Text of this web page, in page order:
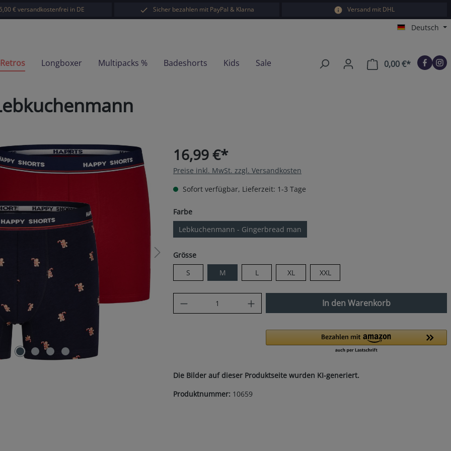
€ versandkostenfrei in DE Sicher bezahlen mit PayPal & Klarna Versand mit DHL
Deutsch
Longboxer Multipacks % Badeshorts Kids Sale 0,00 €*Warenkorb
16,99 €*
Preise inkl. MwSt. zzgl. Versandkosten
Sofort verfügbar, Lieferzeit: 1-3 Tage
Farbeauswählen
Lebkuchenmann - Gingerbread man
Grösseauswählen
S
M L XL XXL
Produkt Anzahl: Gib den gewünschten Wert
In den Warenkorb
Die Bilder auf dieser Produktseite wurden KI-generiert.
Produktnummer: 10659